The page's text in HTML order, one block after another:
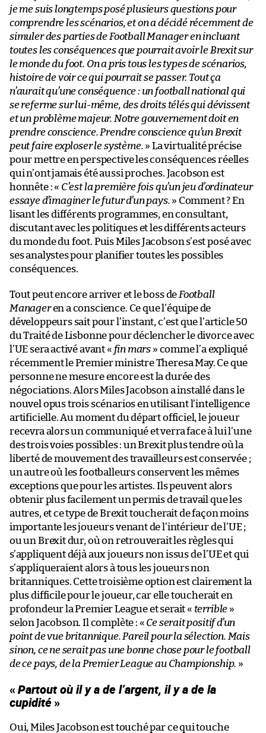
je me suis longtemps posé plusieurs questions pour
comprendre les scénarios, et on a décidé récemment de
simuler des parties de Football Manageren incluant
toutes les conséquences que pourrait avoir le Brexit sur
le monde du foot. On a pris tous les types de scénarios,
histoire de voir ce qui pourrait se passer. Tout ça
n’aurait qu’une conséquence : un football national qui
se referme sur lui-même, des droits télés qui dévissent
et un problème majeur. Notre gouvernement doit en
prendre conscience. Prendre conscience qu’un Brexit
peut faire exploser le système. » La virtualité précise
pour mettre en perspective les conséquences réelles
qui n’ont jamais été aussi proches. Jacobson est
honnête : « C’est la première fois qu’un jeu d’ordinateur
essaye d’imaginer le futur d’un pays. » Comment ? En
lisant les différents programmes, en consultant,
discutant avec les politiques et les différents acteurs
du monde du foot. Puis Miles Jacobson s’est posé avec
ses analystes pour planifier toutes les possibles
conséquences.
Tout peut encore arriver et le boss de Football
Manageren a conscience. Ce que l’équipe de
développeurs sait pour l’instant, c’est que l’article 50
du Traité de Lisbonne pour déclencher le divorce avec
l’UE sera activé avant « fin mars » comme l’a expliqué
récemment le Premier ministre Theresa May. Ce que
personne ne mesure encore est la durée des
négociations. Alors Miles Jacobson a installé dans le
nouvel opus trois scénarios en utilisant l’intelligence
artificielle. Au moment du départ officiel, le joueur
recevra alors un communiqué et verra face à lui l’une
des trois voies possibles : un Brexit plus tendre où la
liberté de mouvement des travailleurs est conservée ;
un autre où les footballeurs conservent les mêmes
exceptions que pour les artistes. Ils peuvent alors
obtenir plus facilement un permis de travail que les
autres, et ce type de Brexit toucherait de façon moins
importante les joueurs venant de l’intérieur de l’UE ;
ou un Brexit dur, où on retrouverait les règles qui
s’appliquent déjà aux joueurs non issus de l’UE et qui
s’appliqueraient alors à tous les joueurs non
britanniques. Cette troisième option est clairement la
plus difficile pour le joueur, car elle toucherait en
profondeur la Premier League et serait « terrible »
selon Jacobson. Il complète : « Ce serait positif d’un
point de vue britannique. Pareil pour la sélection. Mais
sinon, ce ne serait pas une bonne chose pour le football
de ce pays, de la Premier League au Championship. »
«Partout où il y a de l’argent, il y a de la
cupidité»
Oui, Miles Jacobson est touché par ce qui touche